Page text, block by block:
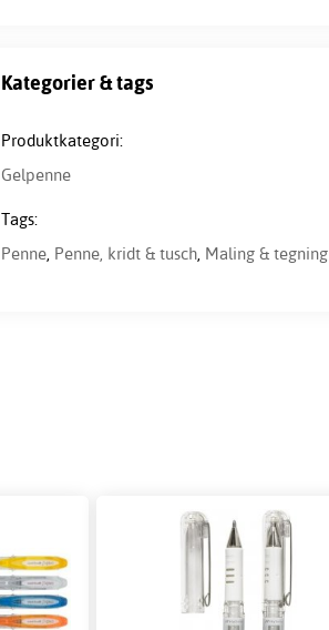
Kategorier & tags
Produktkategori:
Gelpenne
Tags:
Penne, Penne, kridt & tusch, Maling & tegning